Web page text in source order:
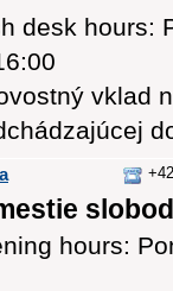
desk hours:
vklad
hours: